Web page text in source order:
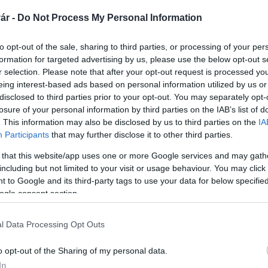
- Do Not Process My Personal Information
opt-out of the sale, sharing to third parties, or processing of your
for targeted advertising by us, please use the below opt-out
selection. Please note that after your opt-out request is processed
interest-based ads based on personal information utilized by us
to third parties prior to your opt-out. You may separately
of your personal information by third parties on the IAB’s list of
This information may also be disclosed by us to third parties on the
Participants that may further disclose it to other third parties.
that this website/app uses one or more Google services and may
but not limited to your visit or usage behaviour. You may
to Google and its third-party tags to use your data for below
consent section.
Data Processing Opt Outs
opt-out of the Sharing of my personal data.
fel a figyelmet a Somogy Megyei Rendőr-
helyzet javítása érdekében.
kiemelten a megengedett legnagyobb sebességre
eszközök előírásszerű használatára, az
ható szer befolyása alatt történő járművezetők
mint száz járművezetőt igazoltattak, amelynek
biztonsági öv használatának elmulasztásáért, 3
szabályszegés elkövetése miatt pedig 2 esetben
látták el a közlekedésben résztvevőket és
baleset-megelőzési, láthatósági